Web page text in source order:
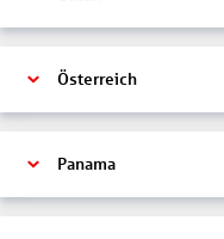
Österreich
Panama